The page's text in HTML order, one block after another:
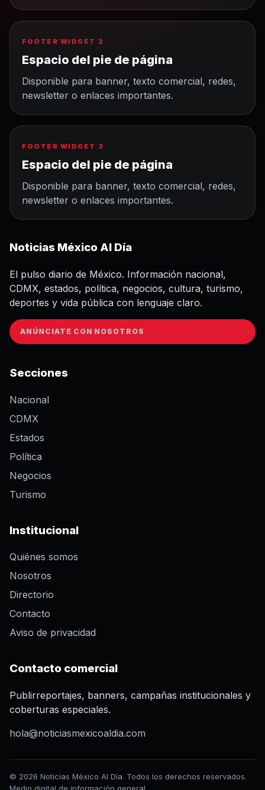
FOOTER WIDGET 2
Espacio del pie de página
Disponible para banner, texto comercial, redes,
newsletter o enlaces importantes.
FOOTER WIDGET 3
Espacio del pie de página
Disponible para banner, texto comercial, redes,
newsletter o enlaces importantes.
Noticias México Al Día
El pulso diario de México. Información nacional,
CDMX, estados, política, negocios, cultura, turismo,
deportes y vida pública con lenguaje claro.
ANÚNCIATE CON NOSOTROS
Secciones
Nacional
CDMX
Estados
Política
Negocios
Turismo
Institucional
Quiénes somos
Nosotros
Directorio
Contacto
Aviso de privacidad
Contacto comercial
Publirreportajes, banners, campañas institucionales y
coberturas especiales.
hola@noticiasmexicoaldia.com
© 2026 Noticias México Al Día. Todos los derechos reservados.